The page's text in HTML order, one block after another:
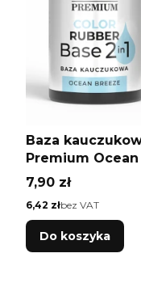
Baza
Premium
Cena
7,90 zł
Cena
6,42 złbez VAT
Do koszyka